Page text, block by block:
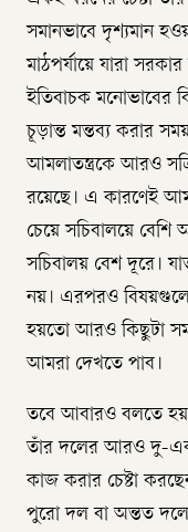
সমানভাবে দৃশ্যমান
মাঠপর্যায়ে যারা
ইতিবাচক মনোভাবের
চূড়ান্ত মন্তব্য করার
আমলাতন্ত্রকে আরও
রয়েছে। এ কারণেই
চেয়ে সচিবালয়ে
সচিবালয় বেশ দূরে।
নয়। এরপরও
হয়তো আরও কিছুটা
আমরা দেখতে পাব।
তবে আবারও বলতে
তাঁর দলের আরও দু-
কাজ করার চেষ্টা
পুরো দল বা অন্তত